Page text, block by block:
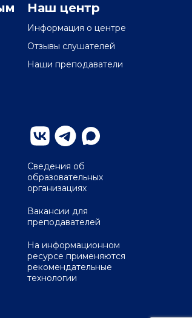
Наш центр
Информация о центре
Отзывы слушателей
Наши преподаватели
Сведения об
образовательных
организациях
Вакансии для
преподавателей
На информационном
ресурсе применяются
рекомендательные
технологии